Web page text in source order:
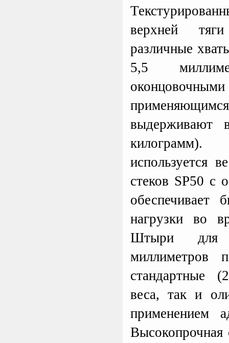
верхней
различные
5,5
выдерживают
используется
стеков SP50 с
обеспечивает
нагрузки во
Штыри для
миллиметров
стандартные
веса, так и
применением
Высокопрочная